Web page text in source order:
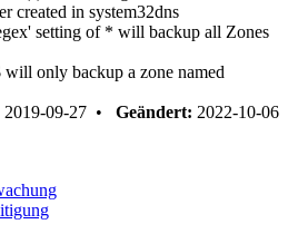
created in system32dns
setting of * will backup all Zones
only backup a zone named
2019-09-27 • Geändert: 2022-10-06